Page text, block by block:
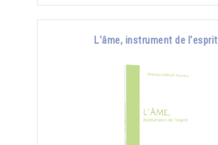
L'âme, instrument de l'esprit